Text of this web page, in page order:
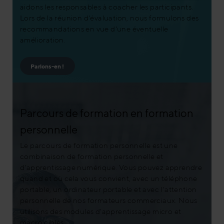
aidons les responsables à coacher les participants.
Lors de la réunion d'évaluation, nous formulons des
recommandations en vue d'une éventuelle
amélioration.
Parlons-en !
Parcours de formation en formation
personnelle
Le parcours de formation personnelle est une
combinaison de formation personnelle et
d'apprentissage numérique. Vous pouvez apprendre
quand et où cela vous convient, avec un téléphone
portable, un ordinateur portable et avec l'attention
personnelle de nos formateurs commerciaux. Nous
utilisons des modules d'apprentissage micro et